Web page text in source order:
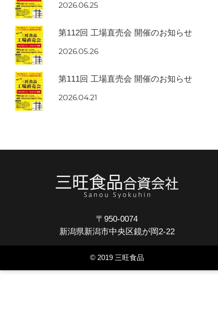
2026.06.25
第112回 工場直売会 開催のお知らせ
2026.05.26
第111回 工場直売会 開催のお知らせ
2026.04.21
〒950-0074
新潟県新潟市中央区鏡が岡2-22
© 2019 三旺食品